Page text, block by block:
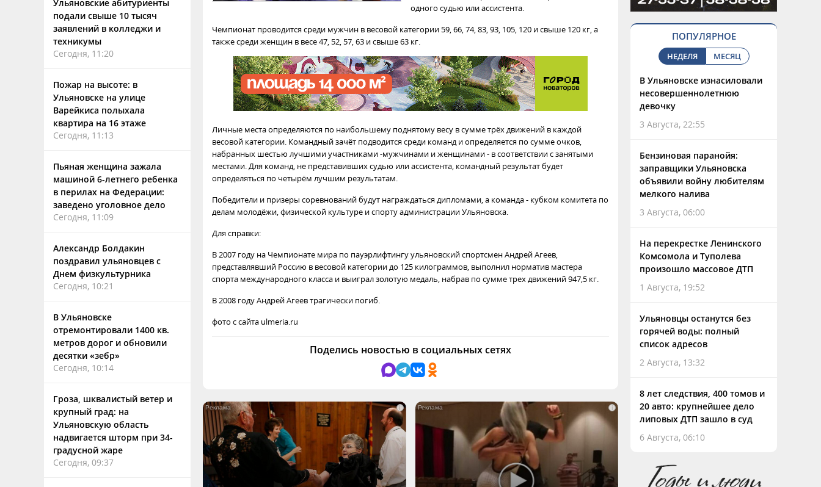
Ульяновские абитуриенты
подали свыше 10 тысяч
заявлений в колледжи и
техникумы
Сегодня, 11:20
Пожар на высоте: в
Ульяновске на улице
Варейкиса полыхала
квартира на 16 этаже
Сегодня, 11:13
Пьяная женщина зажала
машиной 6-летнего ребенка
в перилах на Федерации:
заведено уголовное дело
Сегодня, 11:09
Александр Болдакин
поздравил ульяновцев с
Днем физкультурника
Сегодня, 10:21
В Ульяновске
отремонтировали 1400 кв.
метров дорог и обновили
десятки «зебр»
Сегодня, 10:14
Гроза, шквалистый ветер и
крупный град: на
Ульяновскую область
надвигается шторм при 34-
градусной жаре
Сегодня, 09:37
одного судью или ассистента.
Чемпионат проводится среди мужчин в весовой категории 59, 66, 74, 83, 93, 105, 120 и свыше 120 кг, а
также среди женщин в весе 47, 52, 57, 63 и свыше 63 кг.
Личные места определяются по наибольшему поднятому весу в сумме трёх движений в каждой
весовой категории. Командный зачёт подводится среди команд и определяется по сумме очков,
набранных шестью лучшими участниками -мужчинами и женщинами - в соответствии с занятыми
местами. Для команд, не представивших судью или ассистента, командный результат будет
определяться по четырём лучшим результатам.
Победители и призеры соревнований будут награждаться дипломами, а команда - кубком комитета по
делам молодёжи, физической культуре и спорту администрации Ульяновска.
Для справки:
В 2007 году на Чемпионате мира по пауэрлифтингу ульяновский спортсмен Андрей Агеев,
представлявший Россию в весовой категории до 125 килограммов, выполнил норматив мастера
спорта международного класса и выиграл золотую медаль, набрав по сумме трех движений 947,5 кг.
В 2008 году Андрей Агеев трагически погиб.
фото с сайта ulmeria.ru
Поделись новостью в социальных сетях
i i
ПОПУЛЯРНОЕ
НЕДЕЛЯ МЕСЯЦ
В Ульяновске изнасиловали
несовершеннолетнюю
девочку
3 Августа, 22:55
Бензиновая паранойя:
заправщики Ульяновска
объявили войну любителям
мелкого налива
3 Августа, 06:00
На перекрестке Ленинского
Комсомола и Туполева
произошло массовое ДТП
1 Августа, 19:52
Ульяновцы останутся без
горячей воды: полный
список адресов
2 Августа, 13:32
8 лет следствия, 400 томов и
20 авто: крупнейшее дело
липовых ДТП зашло в суд
6 Августа, 06:10